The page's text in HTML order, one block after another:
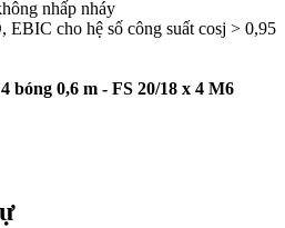
nhấp nháy
EBIC cho hệ số công suất cosj > 0,95